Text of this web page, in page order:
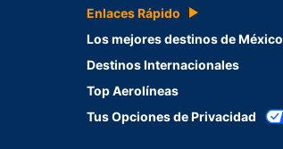
Enlaces Rápido
Los mejores destinos de México
Destinos Internacionales
Top Aerolíneas
Tus Opciones de Privacidad